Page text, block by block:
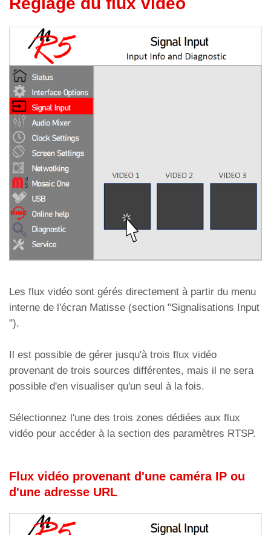
Les flux vidéo sont gérés directement à partir du menu
interne de l'écran Matisse (section "Signalisations Input
").
Il est possible de gérer jusqu'à trois flux vidéo
provenant de trois sources différentes, mais il ne sera
possible d'en visualiser qu'un seul à la fois.
Sélectionnez l'une des trois zones dédiées aux flux
vidéo pour accéder à la section des paramètres RTSP.
Flux vidéo provenant d'une caméra IP ou
d'une adresse URL